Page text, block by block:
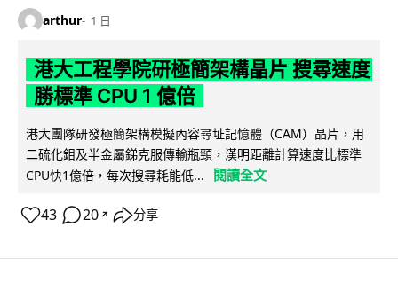
arthur 1 日
港大工程學院研極簡架構晶片 搜尋速度
勝標準 CPU 1 億倍
港大團隊研發極簡架構模擬內容尋址記憶體（CAM）晶片，用
二硫化鉬及半金屬銻克服傳輸瓶頸，漢明距離計算速度比標準
CPU快1億倍，每次搜尋耗能低...
閱讀全文
43 20 ↗ 分享